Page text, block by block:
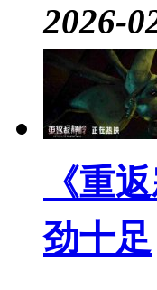
2026-
《重
劲十足